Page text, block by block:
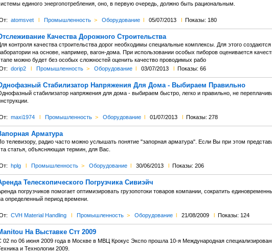
единого энергопотребления, оно, в первую очередь, должно быть рациональным.
atomsvet l Промышленность > Оборудование l 05/07/2013 l Показы: 180
Качества Дорожного Строительства
контроля качества строительства дорог необходимы специальные комплексы. Для этого
на основе, например, вагон-дома. При использовании особых пиборов оценивается
можно будет без особых сложностей оценить качество проводимых рабо
dorip2 l Промышленность > Оборудование l 03/07/2013 l Показы: 66
Стабилизатор Напряжения Для Дома - Выбираем Правильно
стабилизатор напряжения для дома - выбираем быстро, легко и правильно, не
maxi1974 l Промышленность > Оборудование l 01/07/2013 l Показы: 278
Арматура
телевизору, радио часто можно услышать понятие "запорная арматура". Если Вы при этом
статья, объясняющая термин, для Вас.
hplg l Промышленность > Оборудование l 30/06/2013 l Показы: 206
Телескопического Погрузчика Сивиэйч
погрузчиков помогает оптимизировать грузопотоки товаров компании, сократить
определенный период времени.
CVH Material Handling l Промышленность > Оборудование l 21/08/2009 l Показы: 124
На Выставке Стт 2009
02 по 06 июня 2009 года в Москве в МВЦ Крокус Экспо прошла 10-я Международная
и Технологии 2009.